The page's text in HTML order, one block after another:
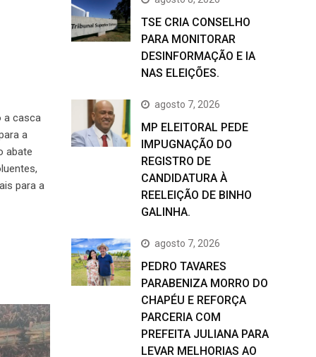
a casca
a
abate
para a
TSE CRIA CONSELHO
PARA MONITORAR
DESINFORMAÇÃO E IA
NAS ELEIÇÕES.
agosto 7, 2026
MP ELEITORAL PEDE
IMPUGNAÇÃO DO
REGISTRO DE
CANDIDATURA À
REELEIÇÃO DE BINHO
GALINHA.
agosto 7, 2026
PEDRO TAVARES
PARABENIZA MORRO DO
CHAPÉU E REFORÇA
PARCERIA COM
PREFEITA JULIANA PARA
LEVAR MELHORIAS AO